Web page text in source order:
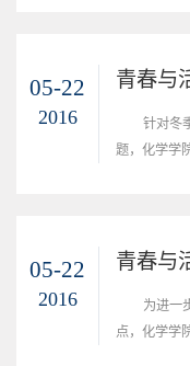
05-22
2016
针对冬
题，化学学
05-22
2016
为进一
点，化学学